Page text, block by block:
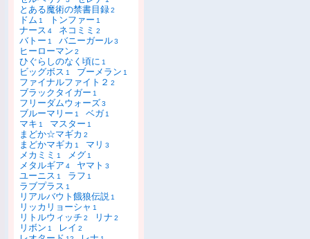
とある魔術の禁書目録2
ドム 1 トンファー 1
ナース 4 ネコミミ 2
バトー 1 バニーガール3
ヒーローマン 2
ひぐらしのなく頃に 1
ビッグボス 1 ブーメラン 1
ファイナルファイト２ 2
ブラックタイガー 1
フリーダムウォーズ3
ブルーマリー 1 ベガ 1
マキ 1 マスター 1
まどか☆マギカ 2
まどかマギカ 1 マリ 3
メカミミ 1 メグ 1
メタルギア 4 ヤマト 3
ユーニス 1 ラフ 1
ラブプラス 1
リアルバウト餓狼伝説 1
リッカリョーシャ 1
リトルウィッチ 2 リナ 2
リボン 1 レイ 2